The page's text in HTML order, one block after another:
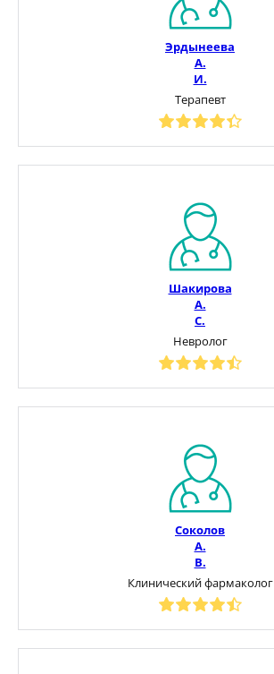
Эрдынеева
А.
И.
Терапевт
Шакирова
А.
С.
Невролог
Соколов
А.
В.
Клинический фармаколог